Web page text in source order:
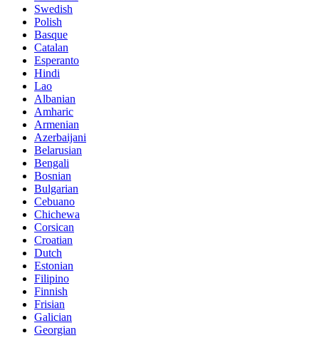
Swedish
Polish
Basque
Catalan
Esperanto
Hindi
Lao
Albanian
Amharic
Armenian
Azerbaijani
Belarusian
Bengali
Bosnian
Bulgarian
Cebuano
Chichewa
Corsican
Croatian
Dutch
Estonian
Filipino
Finnish
Frisian
Galician
Georgian